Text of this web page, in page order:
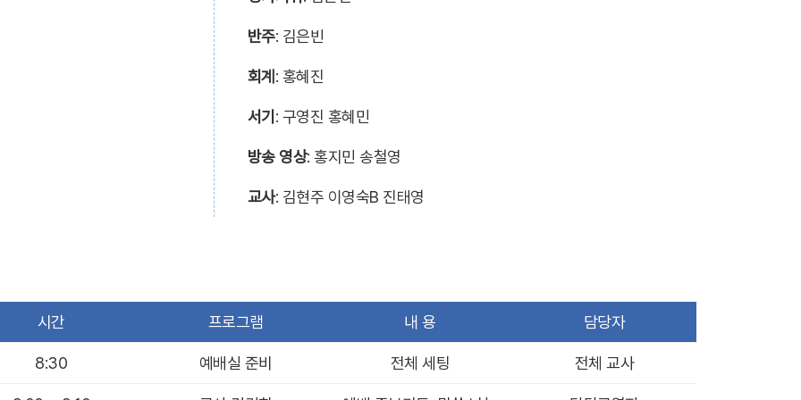
반주: 김은빈
회계 : 홍혜진
서기 : 구영진 홍혜민
방송 영상: 홍지민 송철영
교사: 김현주 이영숙B 진태영
시간 프로그램 내 용 담당자
8:30 예배실 준비 전체 세팅 전체 교사